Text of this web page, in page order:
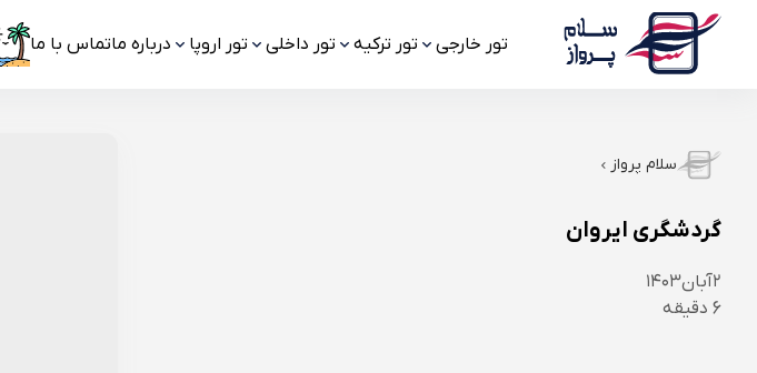
تور خارجی تور ترکیه تور داخلی تور اروپا درباره ماتماس با ما
سلام پرواز
گردشگری ایروان
۲آبان۱۴۰۳
6 دقیقه